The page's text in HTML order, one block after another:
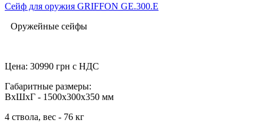
Сейф для оружия GRIFFON GE.300.E
Оружейные сейфы
Цена: 30990 грн с НДС
Габаритные размеры:
ВхШхГ - 1500x300x350 мм
4 ствола, вес - 76 кг